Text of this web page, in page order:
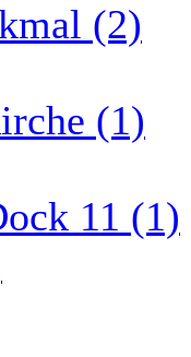
(2)
(1)
11 (1)